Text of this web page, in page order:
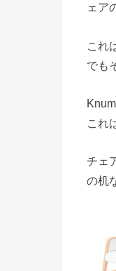
ェア
これ
でも
これ
チェ
の机